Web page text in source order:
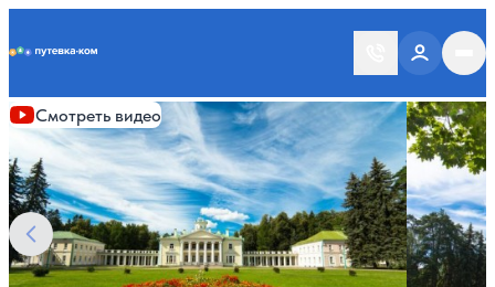
Смотреть видео
Смотреть все фото45